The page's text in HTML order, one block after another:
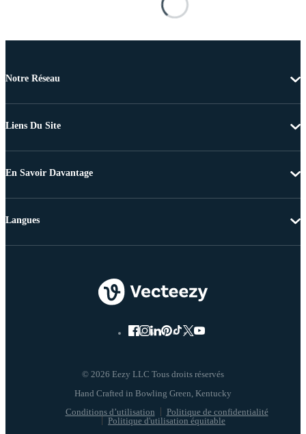
Notre Réseau
Liens Du Site
En Savoir Davantage
© 2026 Eezy LLC Tous droits réservés
Conditions d’utilisation
Politique de confidentialité
Politique d'utilisation équitable
Langues